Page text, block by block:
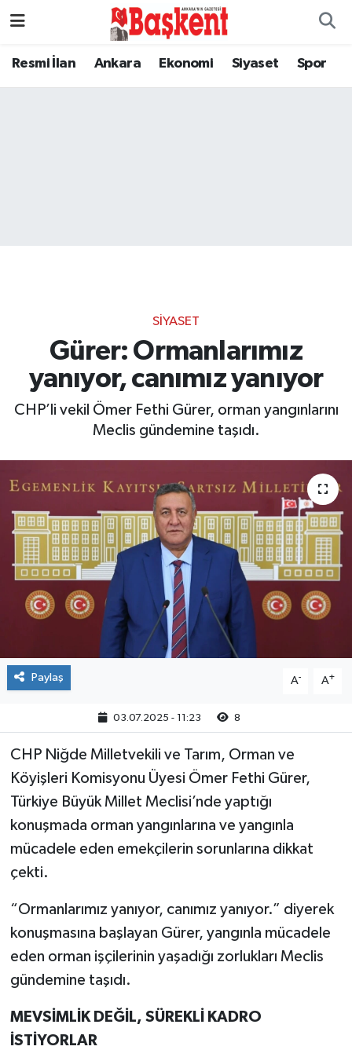
Resmi İlan Ankara Ekonomi Siyaset Spor
SIYASET
Gürer: Ormanlarımız
yanıyor, canımız yanıyor
CHP’li vekil Ömer Fethi Gürer, orman yangınlarını
Meclis gündemine taşıdı.
Paylaş A- A+
03.07.2025 - 11:23 8
CHP Niğde Milletvekili ve Tarım, Orman ve
Köyişleri Komisyonu Üyesi Ömer Fethi Gürer,
Türkiye Büyük Millet Meclisi’nde yaptığı
konuşmada orman yangınlarına ve yangınla
mücadele eden emekçilerin sorunlarına dikkat
çekti.
“Ormanlarımız yanıyor, canımız yanıyor.” diyerek
konuşmasına başlayan Gürer, yangınla mücadele
eden orman işçilerinin yaşadığı zorlukları Meclis
gündemine taşıdı.
MEVSİMLİK DEĞİL, SÜREKLİ KADRO
İSTİYORLAR